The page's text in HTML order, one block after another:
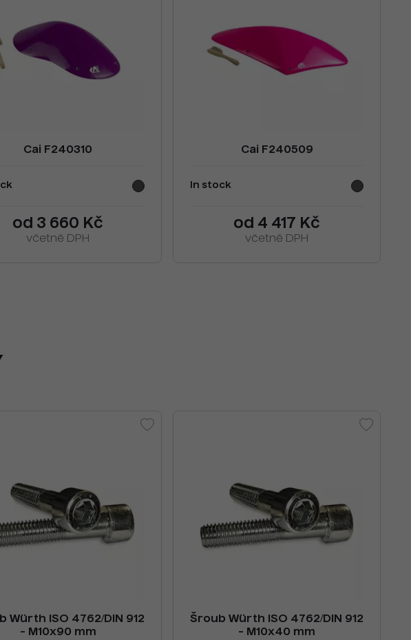
Cai F240310
od 3 660 Kč
včetně DPH
Cai F240509
In stock
od 4 417 Kč
včetně DPH
Würth ISO 4762/DIN 912
- M10x90 mm
Šroub Würth ISO 4762/DIN 912
- M10x40 mm